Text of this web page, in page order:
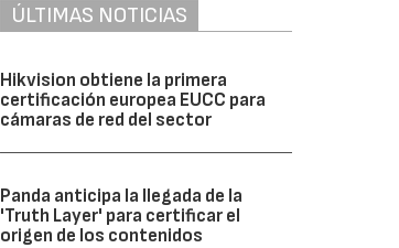
ÚLTIMAS NOTICIAS
Hikvision obtiene la primera
certificación europea EUCC para
cámaras de red del sector
Panda anticipa la llegada de la
'Truth Layer' para certificar el
origen de los contenidos